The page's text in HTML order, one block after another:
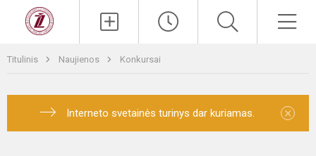
Titulinis Naujienos Konkursai
Interneto svetainės turinys dar kuriamas. ×